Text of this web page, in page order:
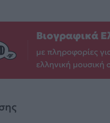
Βιογραφικά
με πληροφορίες
ελληνική μουσική